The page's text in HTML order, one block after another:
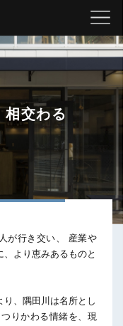
相交わる
が行き交い、
産業や
より恵みあるものと
、隅田川は名所とし
りかわる情緒を、現